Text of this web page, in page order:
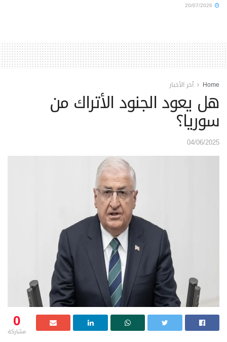
Home آخر الأخبار
هل يعود الجنود الأتراك من
سوريا؟
04/06/2025
0
مشاركة